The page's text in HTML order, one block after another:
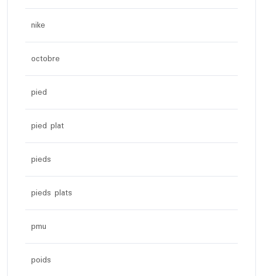
nike
octobre
pied
pied plat
pieds
pieds plats
pmu
poids